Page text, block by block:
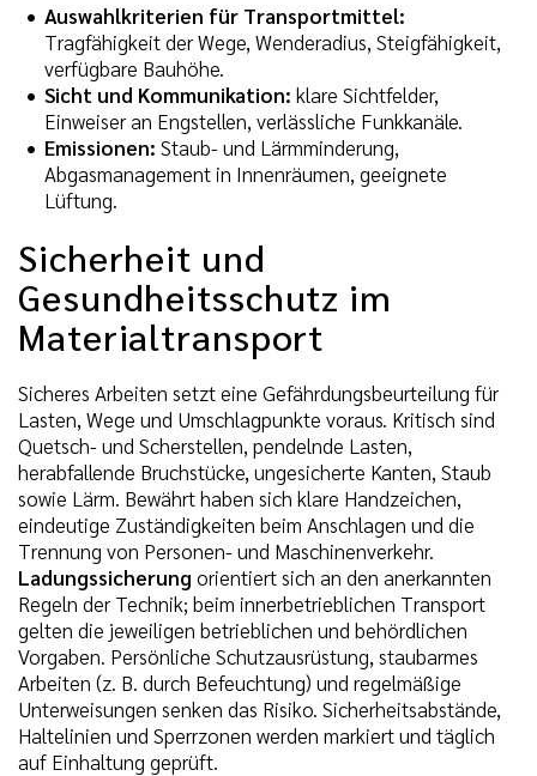
Auswahlkriterien für Transportmittel:
Tragfähigkeit der Wege, Wenderadius, Steigfähigkeit,
verfügbare Bauhöhe.
Sicht und Kommunikation: klare Sichtfelder,
Einweiser an Engstellen, verlässliche Funkkanäle.
Emissionen: Staub- und Lärmminderung,
Abgasmanagement in Innenräumen, geeignete
Lüftung.
Sicherheit und
Gesundheitsschutz im
Materialtransport
Sicheres Arbeiten setzt eine Gefährdungsbeurteilung für
Lasten, Wege und Umschlagpunkte voraus. Kritisch sind
Quetsch- und Scherstellen, pendelnde Lasten,
herabfallende Bruchstücke, ungesicherte Kanten, Staub
sowie Lärm. Bewährt haben sich klare Handzeichen,
eindeutige Zuständigkeiten beim Anschlagen und die
Trennung von Personen- und Maschinenverkehr.
Ladungssicherung orientiert sich an den anerkannten
Regeln der Technik; beim innerbetrieblichen Transport
gelten die jeweiligen betrieblichen und behördlichen
Vorgaben. Persönliche Schutzausrüstung, staubarmes
Arbeiten (z. B. durch Befeuchtung) und regelmäßige
Unterweisungen senken das Risiko. Sicherheitsabstände,
Haltelinien und Sperrzonen werden markiert und täglich
auf Einhaltung geprüft.